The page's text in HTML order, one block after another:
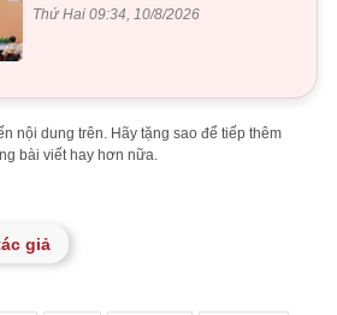
Thứ Hai 09:34, 10/8/2026
nội dung trên. Hãy tặng sao để tiếp thêm
bài viết hay hơn nữa.
giả